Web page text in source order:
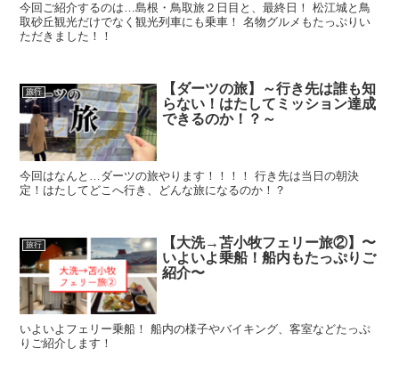
今回ご紹介するのは…島根・鳥取旅２日目と、最終日！ 松江城と鳥
取砂丘観光だけでなく観光列車にも乗車！ 名物グルメもたっぷりい
ただきました！！
旅行
【ダーツの旅】～行き先は誰も知
らない！はたしてミッション達成
できるのか！？～
今回はなんと…ダーツの旅やります！！！！ 行き先は当日の朝決
定！はたしてどこへ行き、どんな旅になるのか！？
旅行
【大洗→苫小牧フェリー旅②】〜
いよいよ乗船！船内もたっぷりご
紹介〜
いよいよフェリー乗船！ 船内の様子やバイキング、客室などたっぷ
りご紹介します！